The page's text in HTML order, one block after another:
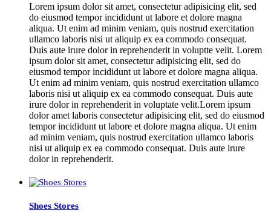
Lorem ipsum dolor sit amet, consectetur adipisicing elit, sed
do eiusmod tempor incididunt ut labore et dolore magna
aliqua. Ut enim ad minim veniam, quis nostrud exercitation
ullamco laboris nisi ut aliquip ex ea commodo consequat.
Duis aute irure dolor in reprehenderit in voluptte velit. Lorem
ipsum dolor sit amet, consectetur adipisicing elit, sed do
eiusmod tempor incididunt ut labore et dolore magna aliqua.
Ut enim ad minim veniam, quis nostrud exercitation ullamco
laboris nisi ut aliquip ex ea commodo consequat. Duis aute
irure dolor in reprehenderit in voluptate velit.Lorem ipsum
dolor amet laboris consectetur adipisicing elit, sed do eiusmod
tempor incididunt ut labore et dolore magna aliqua. Ut enim
ad minim veniam, quis nostrud exercitation ullamco laboris
nisi ut aliquip ex ea commodo consequat. Duis aute irure
dolor in reprehenderit.
Shoes Stores